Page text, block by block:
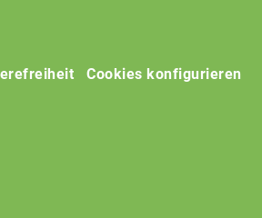
Cookies konfigurieren